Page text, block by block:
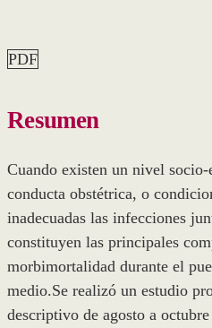
PDF
Resumen
Cuando existen un nivel
conducta obstétrica, o
inadecuadas las infecciones
constituyen las principales
morbimortalidad durante el
medio.Se realizó un estudio
descriptivo de agosto a